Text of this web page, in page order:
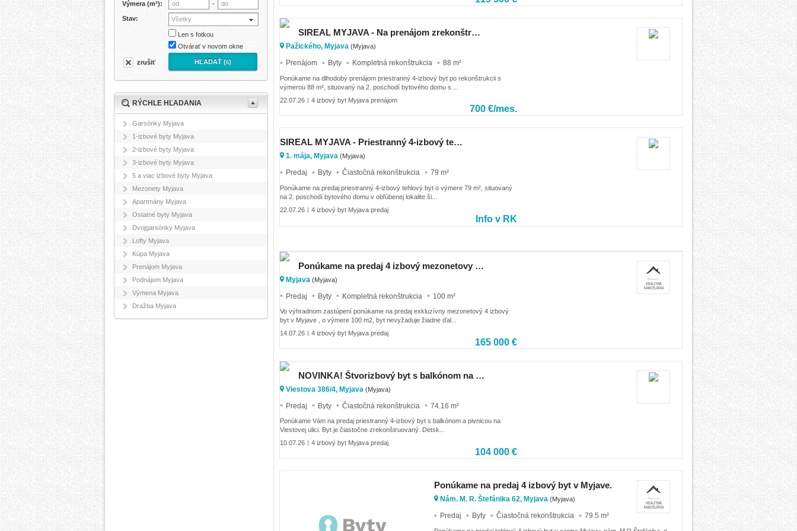
SIREAL MYJAVA - Na prenájom zrekonštruovaný 4-izbový byt – Myjava, Pažického ulica.
Pažického, Myjava (Myjava)
Prenájom Byty Kompletná rekonštrukcia 88 m²
Ponúkame na dlhodobý prenájom priestranný 4-izbový byt po rekonštrukcii s
výmerou 88 m², situovaný na 2. poschodí bytového domu s ...
22.07.26 | 4 izbový byt Myjava prenájom
700 €/mes.
SIREAL MYJAVA - Priestranný 4-izbový tehlový byt s balkónom v širšom centre mesta Myjava.
1. mája, Myjava (Myjava)
Predaj Byty Čiastočná rekonštrukcia 79 m²
Ponúkame na predaj priestranný 4-izbový tehlový byt o výmere 79 m², situovaný
na 2. poschodí bytového domu v obľúbenej lokalite ši...
22.07.26 | 4 izbový byt Myjava predaj
Info v RK
Ponúkame na predaj 4 izbový mezonetovy byt, 100 m2, Myjava.
Myjava (Myjava)
Predaj Byty Kompletná rekonštrukcia 100 m²
Vo výhradnom zastúpení ponúkame na predaj exkluzívny mezonetový 4 izbový
byt v Myjave , o výmere 100 m2, byt nevyžaduje žiadne ďal...
14.07.26 | 4 izbový byt Myjava predaj
165 000 €
NOVINKA! Štvorizbový byt s balkónom na Myjave
Viestova 386/4, Myjava (Myjava)
Predaj Byty Čiastočná rekonštrukcia 74.16 m²
Ponúkame Vám na predaj priestranný 4-izbový byt s balkónom a pivnicou na
Viestovej ulici. Byt je čiastočne zrekonštruovaný. Detsk...
10.07.26 | 4 izbový byt Myjava predaj
104 000 €
Ponúkame na predaj 4 izbový byt v Myjave.
Nám. M. R. Štefánika 62, Myjava (Myjava)
Predaj Byty Čiastočná rekonštrukcia 79.5 m²
Výmera (m²): -
Stav: Všetky
Len s fotkou
Otvárať v novom okne
zrušiť HĽADAŤ (6)
RÝCHLE HĽADANIA
Garsónky Myjava
1-izbové byty Myjava
2-izbové byty Myjava
3-izbové byty Myjava
5 a viac izbové byty Myjava
Mezonety Myjava
Apartmány Myjava
Ostatné byty Myjava
Dvojgarsónky Myjava
Lofty Myjava
Kúpa Myjava
Prenájom Myjava
Podnájom Myjava
Výmena Myjava
Dražba Myjava